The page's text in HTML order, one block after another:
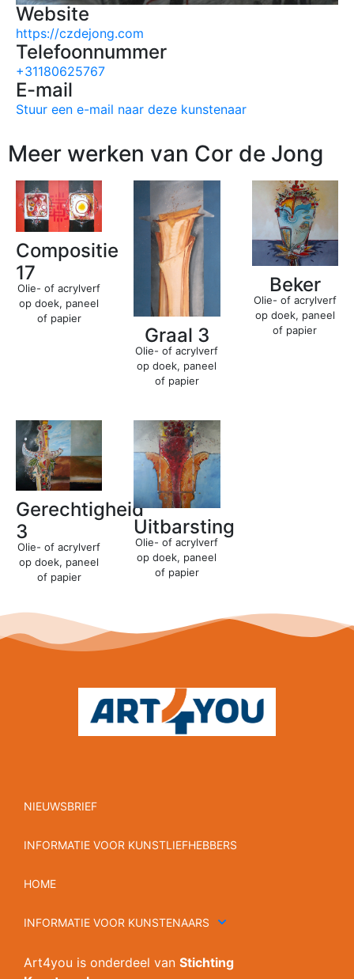
Website
https://czdejong.com
Telefoonnummer
+31180625767
E-mail
Stuur een e-mail naar deze kunstenaar
Meer werken van Cor de Jong
Compositie
17
Olie- of acrylverf
op doek, paneel
of papier
Graal 3
Olie- of acrylverf
op doek, paneel
of papier
Beker
Olie- of acrylverf
op doek, paneel
of papier
Gerechtigheid
3
Olie- of acrylverf
op doek, paneel
of papier
Uitbarsting
Olie- of acrylverf
op doek, paneel
of papier
NIEUWSBRIEF
INFORMATIE VOOR KUNSTLIEFHEBBERS
HOME
INFORMATIE VOOR KUNSTENAARS
Art4you is onderdeel van Stichting